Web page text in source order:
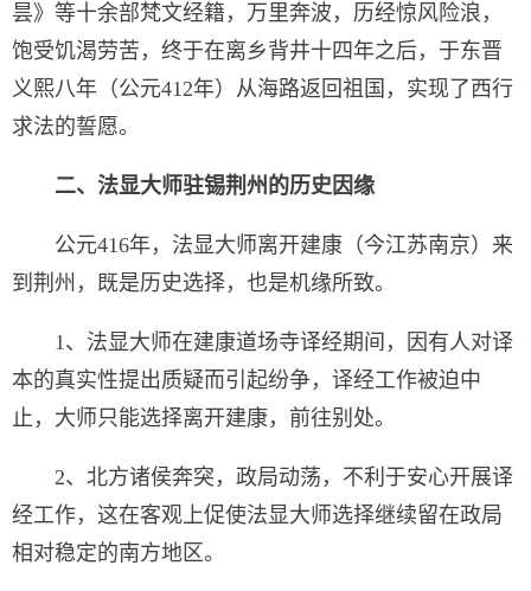
昙》等十余部梵文经籍，万里奔波，历经惊风险浪，
饱受饥渴劳苦，终于在离乡背井十四年之后，于东晋
义熙八年（公元412年）从海路返回祖国，实现了西行
求法的誓愿。
二、法显大师驻锡荆州的历史因缘
公元416年，法显大师离开建康（今江苏南京）来
到荆州，既是历史选择，也是机缘所致。
1、法显大师在建康道场寺译经期间，因有人对译
本的真实性提出质疑而引起纷争，译经工作被迫中
止，大师只能选择离开建康，前往别处。
2、北方诸侯奔突，政局动荡，不利于安心开展译
经工作，这在客观上促使法显大师选择继续留在政局
相对稳定的南方地区。